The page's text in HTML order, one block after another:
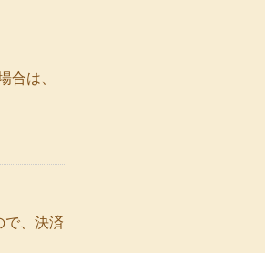
合は、
で、決済